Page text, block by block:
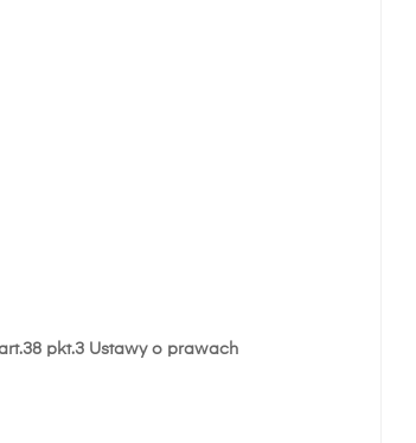
pkt.3 Ustawy o prawach